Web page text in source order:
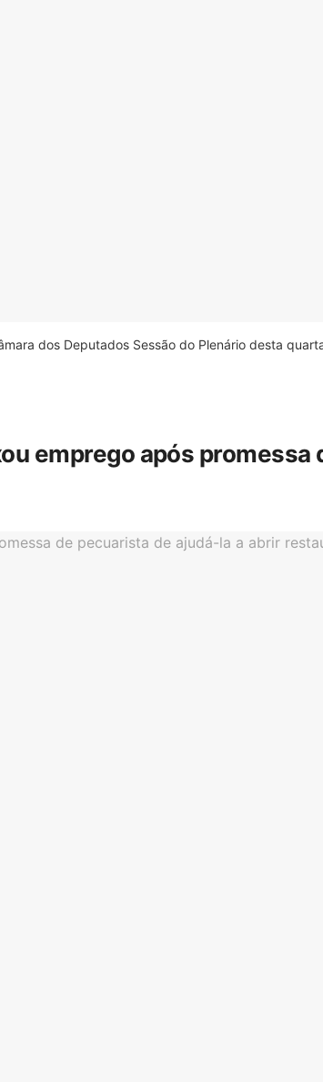
dos Deputados Sessão do Plenário desta
emprego após